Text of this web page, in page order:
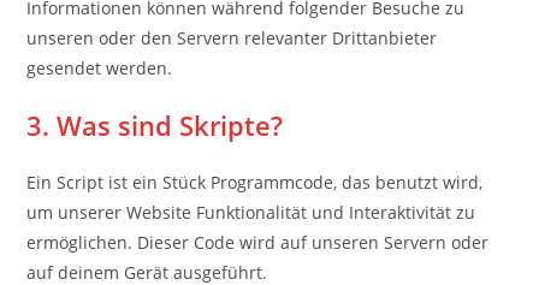
Informationen können während folgender Besuche zu
unseren oder den Servern relevanter Drittanbieter
gesendet werden.
3. Was sind Skripte?
Ein Script ist ein Stück Programmcode, das benutzt wird,
um unserer Website Funktionalität und Interaktivität zu
ermöglichen. Dieser Code wird auf unseren Servern oder
auf deinem Gerät ausgeführt.